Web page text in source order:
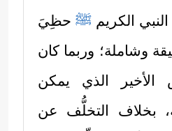
الكريم ﷺ حظِيَ
وشاملة؛ وربما كان
الأخير الذي يمكن
بخلاف التخلُّف عن